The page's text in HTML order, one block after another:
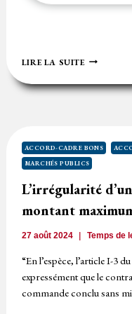
LIRE LA SUITEACCORD-
SANS
MONTANT
?
ACCORD-CADRE BONS
MARCHÉS PUBLICS
L’irrégularité
montant
27 août 2024 Temps de
“En l’espèce, l’article I-3
expressément que le
commande conclu sans